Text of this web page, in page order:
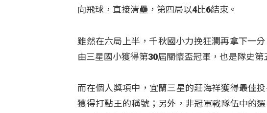
向飛球，直接清壘，第四局以4比6結束。
雖然在六局上半，千秋國小力挽狂瀾再拿下一
由三星國小獲得第30屆關懷盃冠軍，也是隊史第
而在個人獎項中，宜蘭三星的莊海祥獲得最佳
獲得打點王的稱號；另外，非冠軍戰隊伍中的